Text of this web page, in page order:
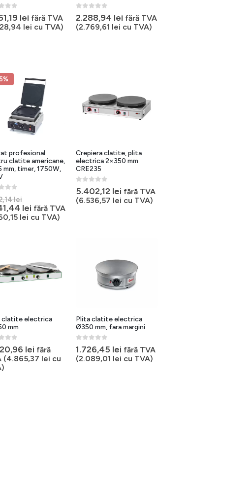
of 5 lei fără TVA
lei cu TVA)
0out of 5
2.288,94 lei fără TVA
(2.769,61 lei cu TVA)
profesional
clatite americane,
mm, timer, 1750W,
lei
inițial
a
lei Prețul
curent
fără TVA
lei cu TVA)
Crepiera clatite, plita
electrica 2×350 mm
CRE235
0out of 5
5.402,12 lei fără TVA
(6.536,57 lei cu TVA)
clatite electrica
mm
of 5 lei fără
(4.865,37 lei cu
Plita clatite electrica
Ø350 mm, fara margini
0 out of 5
1.726,45 lei fără TVA
(2.089,01 lei cu TVA)